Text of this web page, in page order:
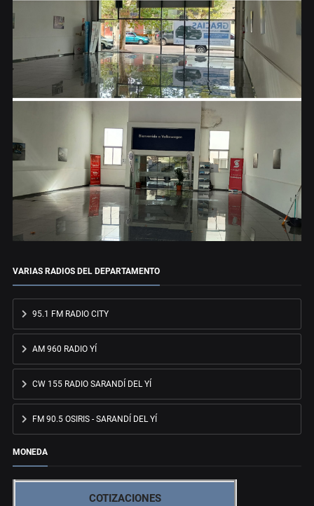
VARIAS RADIOS DEL DEPARTAMENTO
95.1 FM RADIO CITY
AM 960 RADIO YÍ
CW 155 RADIO SARANDÍ DEL YÍ
FM 90.5 OSIRIS - SARANDÍ DEL YÍ
MONEDA
COTIZACIONES